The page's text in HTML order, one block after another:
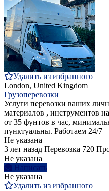
Удалить из избранного
London, United Kingdom
Грузоперевозки
Услуги перевозки ваших
материалов , инструментов
от 35 фунтов в час,
пунктуальны. Работаем 24/7
Не указана
3 лет назад Перевозка 720
Не указана
Написать
Не указана
Удалить из избранного